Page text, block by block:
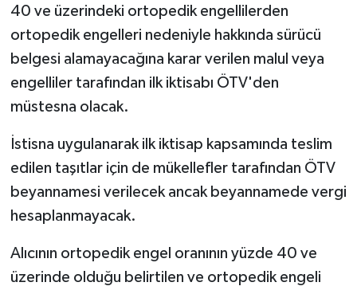
40 ve üzerindeki ortopedik engellilerden
ortopedik engelleri nedeniyle hakkında sürücü
belgesi alamayacağına karar verilen malul veya
engelliler tarafından ilk iktisabı ÖTV'den
müstesna olacak.
İstisna uygulanarak ilk iktisap kapsamında teslim
edilen taşıtlar için de mükellefler tarafından ÖTV
beyannamesi verilecek ancak beyannamede vergi
hesaplanmayacak.
Alıcının ortopedik engel oranının yüzde 40 ve
üzerinde olduğu belirtilen ve ortopedik engeli